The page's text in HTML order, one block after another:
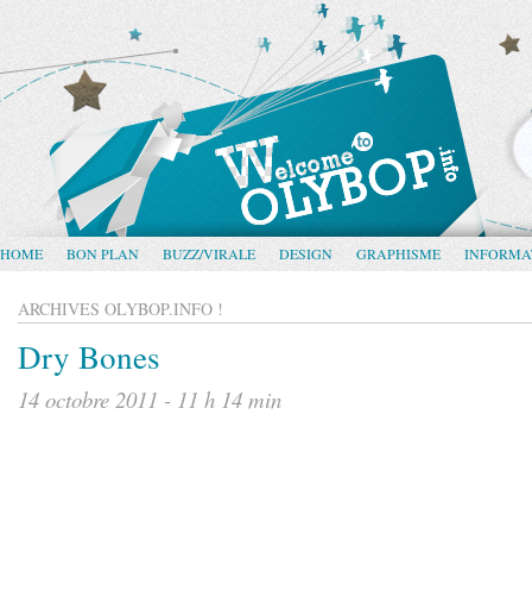
HOME BON PLAN BUZZ/VIRALE DESIGN GRAPHISME
ARCHIVES OLYBOP.INFO !
Dry Bones
14 octobre 2011 - 11 h 14 min